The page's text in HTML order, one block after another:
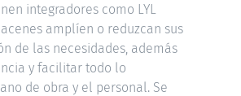
integradores como LYL
amplíen o reduzcan sus
de las necesidades, además
y facilitar todo lo
de obra y el personal. Se